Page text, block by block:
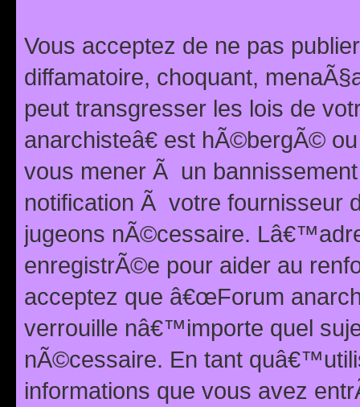
Vous acceptez de ne pas
diffamatoire, choquant,
peut transgresser les lois de
anarchisteâ€ est hÃ©bergÃ©
vous mener Ã un
notification Ã votre fournisseur
jugeons nÃ©cessaire.
enregistrÃ©e pour aider au
acceptez que â€œForum
verrouille nâ€™importe quel
nÃ©cessaire. En tant
informations que vous avez